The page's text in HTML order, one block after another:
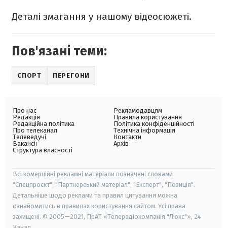
Деталі змагання у нашому відеосюжеті.
Пов'язані теми:
СПОРТ ПЕРЕГОНИ
Про нас
Редакція
Редакційна політика
Про телеканал
Телеведучі
Вакансії
Структура власності
Рекламодавцям
Правила користування
Політика конфіденційності
Технічна інформація
Контакти
Архів
Всі комерційні рекламні матеріали позначені словами
"Спецпроєкт", "Партнерський матеріал", "Експерт", "Позиція".
Детальніше щодо реклами та правил цитування можна
ознайомитись в правилах користування сайтом. Усі права
захищені. © 2005—2021, ПрАТ «Телерадіокомпанія "Люкс"», 24